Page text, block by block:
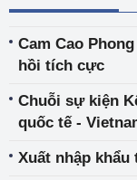
Cam Cao
hồi tích cực
Chuỗi sự kiện
quốc tế -
Xuất nhập